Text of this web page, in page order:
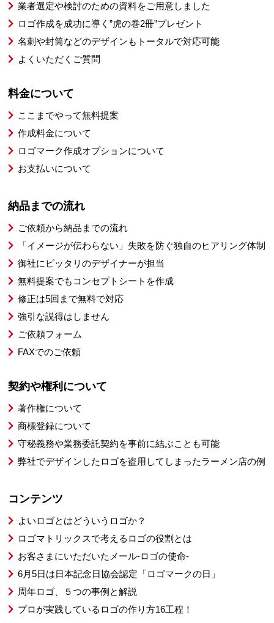
業者選定や検討のための資料をご用意しました
ロゴ作成を成功に導く”虎の巻2冊”プレゼント
名刺や封筒などのデザインもトータルで対応可能
よくいただくご質問
料金について
ここまでやって無料提案
作成料金について
ロゴマーク作成オプションについて
お支払いについて
納品までの流れ
ご依頼から納品までの流れ
「イメージが伝わらない」失敗を防ぐ独自のヒアリング体制
御社にピッタリのデザイナーが担当
無料提案でもコンセプトシートを作成
修正は5回まで無料で対応
強引な説得はしません
ご依頼フォーム
FAXでのご依頼
契約や権利について
著作権について
商標登録について
守秘義務や業務委託契約を事前に結ぶことも可能
弊社でデザインしたロゴを盗用してしまったラーメン店の例
コンテンツ
よいロゴとはどういうロゴか？
ロゴマトリックスで考えるロゴの役割とは
お客さまにいただいたメール-ロゴの使命-
6月5日は日本記念日協会認定「ロゴマークの日」
周年ロゴ、５つの事例と解説
プロが実践しているロゴの作り方16工程！